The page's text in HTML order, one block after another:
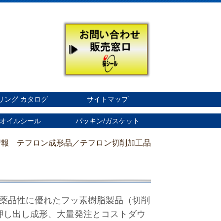
ング カタログ サイトマップ
イルシール パッキン/ガスケット
テフロン成形品／テフロン切削加工品
品性に優れたフッ素樹脂製品（切削
出し成形、大量発注とコストダウ